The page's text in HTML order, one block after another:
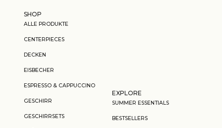
SHOP
ALLE PRODUKTE
CENTERPIECES
DECKEN
EISBECHER
ESPRESSO & CAPPUCCINO
GESCHIRR
GESCHIRRSETS
EXPLORE
SUMMER ESSENTIALS
BESTSELLERS